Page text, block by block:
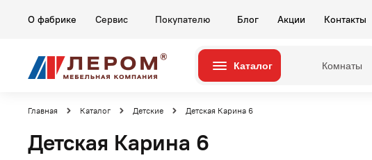
О фабрике Сервис Покупателю Блог Акции Контакты
Каталог
Серии
Комнаты
Комнаты
Главная Каталог Детские Детская Карина 6
Детская Карина 6